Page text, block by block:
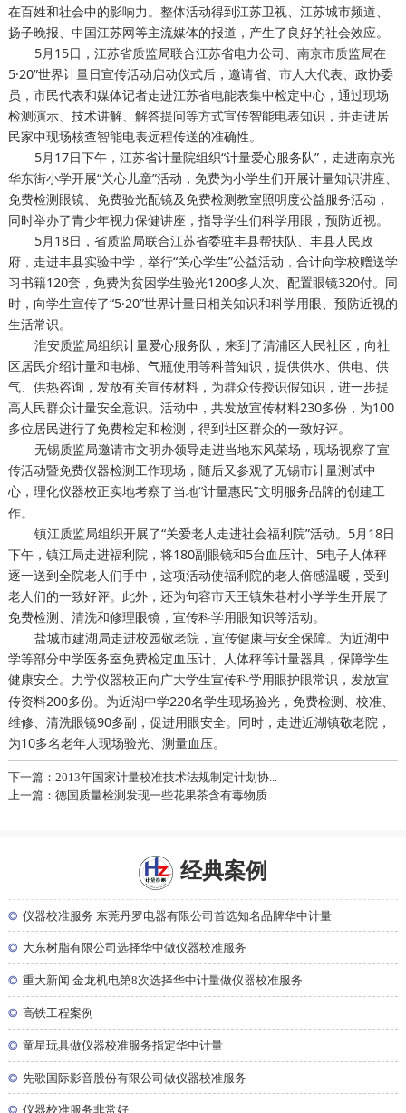
在百姓和社会中的影响力。整体活动得到江苏卫视、江苏城市频道、
扬子晚报、中国江苏网等主流媒体的报道，产生了良好的社会效应。
5月15日，江苏省质监局联合江苏省电力公司、南京市质监局在
5·20”世界计量日宣传活动启动仪式后，邀请省、市人大代表、政协委
员，市民代表和媒体记者走进江苏省电能表集中检定中心，通过现场
检测演示、技术讲解、解答提问等方式宣传智能电表知识，并走进居
民家中现场核查智能电表远程传送的准确性。
5月17日下午，江苏省计量院组织“计量爱心服务队”，走进南京光
华东街小学开展“关心儿童”活动，免费为小学生们开展计量知识讲座、
免费检测眼镜、免费验光配镜及免费检测教室照明度公益服务活动，
同时举办了青少年视力保健讲座，指导学生们科学用眼，预防近视。
5月18日，省质监局联合江苏省委驻丰县帮扶队、丰县人民政
府，走进丰县实验中学，举行“关心学生”公益活动，合计向学校赠送学
习书籍120套，免费为贫困学生验光1200多人次、配置眼镜320付。同
时，向学生宣传了“5·20”世界计量日相关知识和科学用眼、预防近视的
生活常识。
淮安质监局组织计量爱心服务队，来到了清浦区人民社区，向社
区居民介绍计量和电梯、气瓶使用等科普知识，提供供水、供电、供
气、供热咨询，发放有关宣传材料，为群众传授识假知识，进一步提
高人民群众计量安全意识。活动中，共发放宣传材料230多份，为100
多位居民进行了免费检定和检测，得到社区群众的一致好评。
无锡质监局邀请市文明办领导走进当地东风菜场，现场视察了宣
传活动暨免费仪器检测工作现场，随后又参观了无锡市计量测试中
心， 理化仪器校正实地考察了当地“计量惠民”文明服务品牌的创建工
作。
镇江质监局组织开展了“关爱老人走进社会福利院”活动。5月18日
下午，镇江局走进福利院，将180副眼镜和5台血压计、5电子人体秤
逐一送到全院老人们手中，这项活动使福利院的老人倍感温暖，受到
老人们的一致好评。此外，还为句容市天王镇朱巷村小学学生开展了
免费检测、清洗和修理眼镜，宣传科学用眼知识等活动。
盐城市建湖局走进校园敬老院，宣传健康与安全保障。为近湖中
学等部分中学医务室免费检定血压计、人体秤等计量器具，保障学生
健康安全。
力学仪器校正向广大学生宣传科学用眼护眼常识，发放宣
传资料200多份。为近湖中学220名学生现场验光，免费检测、校准、
维修、清洗眼镜90多副，促进用眼安全。同时，走进近湖镇敬老院，
为10多名老年人现场验光、测量血压。
下一篇：2013年国家计量校准技术法规制定计划协...
上一篇：德国质量检测发现一些花果茶含有毒物质
经典案例
◎ 仪器校准服务 东莞丹罗电器有限公司首选知名品牌华中计量
◎ 大东树脂有限公司选择华中做仪器校准服务
◎ 重大新闻 金龙机电第8次选择华中计量做仪器校准服务
◎ 高铁工程案例
◎ 童星玩具做仪器校准服务指定华中计量
◎ 先歌国际影音股份有限公司做仪器校准服务